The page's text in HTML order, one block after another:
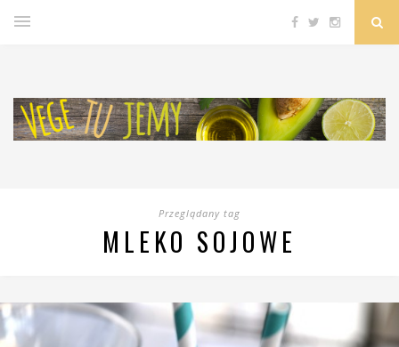
Przeglądany tag
MLEKO SOJOWE